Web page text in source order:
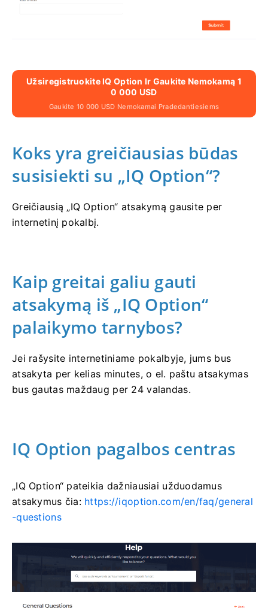
Užsiregistruokite IQ Option Ir Gaukite Nemokamą 1
0 000 USD
Gaukite 10 000 USD Nemokamai Pradedantiesiems
Koks yra greičiausias būdas
susisiekti su „IQ Option“?
Greičiausią „IQ Option“ atsakymą gausite per
internetinį pokalbį.
Kaip greitai galiu gauti
atsakymą iš „IQ Option“
palaikymo tarnybos?
Jei rašysite internetiniame pokalbyje, jums bus
atsakyta per kelias minutes, o el. paštu atsakymas
bus gautas maždaug per 24 valandas.
IQ Option pagalbos centras
„IQ Option“ pateikia dažniausiai užduodamus
atsakymus čia: https://iqoption.com/en/faq/general
-questions